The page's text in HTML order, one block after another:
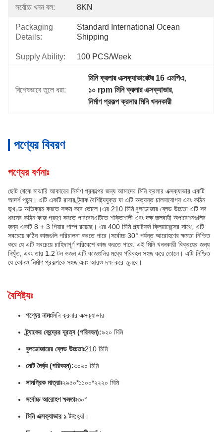
সর্বোচ্চ খনন বল: 8KN
Packaging
Details:
Standard International Ocean
Shipping
Supply Ability: 100 PCS/Week
বিশেষভাবে তুলে ধরা:
মিনি ক্রলার এক্সক্যাভারেটর 16 এমপিএ,
১০ rpm মিনি ক্রলার এক্সক্যাভার,
নির্মাণ প্রকল্প ক্রলার মিনি খননকারী
পণ্যের বিবরণ
পণ্যের বর্ণনাঃ
ছোট থেকে মাঝারি আকারের নির্মাণ প্রকল্পের জন্য আমাদের মিনি ক্রলার এক্সক্যাভার একটি
আদর্শ পছন্দ। এটি একটি রাবার ট্র্যাক বৈশিষ্ট্যযুক্ত যা এটি অত্যন্ত চালনাযোগ্য এবং কঠিন
ভূখণ্ড অতিক্রম করতে সক্ষম করে তোলে।এর 210 মিমি বুলডোজার ব্লেড উচ্চতা এটি সব
ধরনের কঠিন কাজ গ্রহণ করতে পারবেনএটিতে শক্তিশালী এবং দক্ষ জলবাহী অপারেশনগুলির
জন্য একটি 8 + 3 গিয়ার পাম্প রয়েছে। এর 400 মিমি প্ল্যাটফর্ম ক্লিয়ারেন্সের সাথে, এটি
সবচেয়ে কঠিন কাজগুলি পরিচালনা করতে পারে।সর্বোচ্চ 30° পর্যন্ত আরোহণের ক্ষমতা নিশ্চিত
করে যে এটি সবচেয়ে চাহিদাপূর্ণ পরিবেশে কাজ করতে পারে. এই মিনি খননকারী বিক্রয়ের জন্য
নিখুঁত, এবং তার 1.2 টন ওজন এটি কাজগুলির মধ্যে পরিবহন সহজ করে তোলে। এটি নিশ্চিত
যে কোনও নির্মাণ প্রকল্পকে সহজ এবং আরও দক্ষ করে তুলবে।
বৈশিষ্ট্যঃ
পণ্যের নামঃমিনি ক্রলার এক্সক্যাভার
ট্র্যাকের কেন্দ্রের দূরত্ব (পরিবহন):৯২০ মিমি
বুলডোজারের ব্লেড উচ্চতাঃ210 মিমি
মোট দৈর্ঘ্য (পরিবহন):৩০৬০ মিমি
সামগ্রিক মাত্রাঃ২৯৫০*১১০০*২২২০ মিমি
সর্বোচ্চ আরোহণ ক্ষমতাঃ৩০°
মিনি এক্সক্যাভার ১ টন:হ্যাঁ।